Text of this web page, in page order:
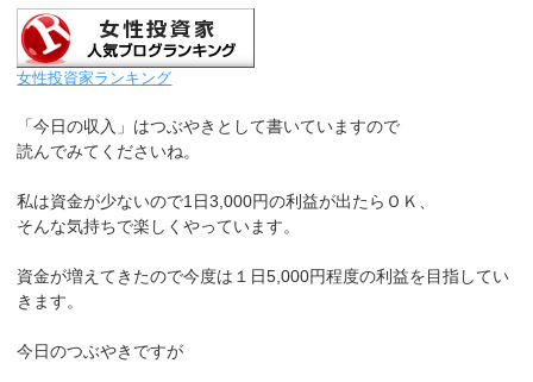
女性投資家ランキング
「今日の収入」はつぶやきとして書いていますので
読んでみてくださいね。
私は資金が少ないので1日3,000円の利益が出たらＯＫ、
そんな気持ちで楽しくやっています。
資金が増えてきたので今度は１日5,000円程度の利益を目指してい
きます。
今日のつぶやきですが